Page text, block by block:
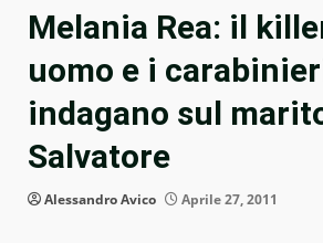
Melania Rea: il
uomo e i
indagano sul
Salvatore
Alessandro Avico Aprile 27, 2011